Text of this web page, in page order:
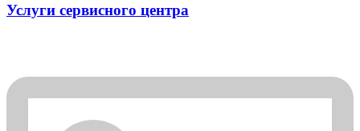
Услуги сервисного центра